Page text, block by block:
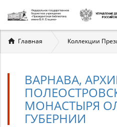
Вы
здесь
Главная Коллекции
ВАРНАВА,
МОНАСТЫРЯ
ГУБЕРНИИ